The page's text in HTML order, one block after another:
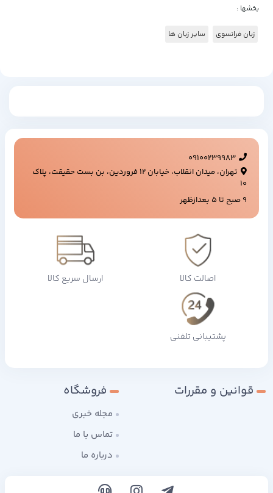
بخشها :
زبان فرانسوی سایر زبان ها
09100239983
تهران، میدان انقلاب، خیابان ۱۲ فروردین، بن بست حقیقت، پلاک
۱۰
9 صبح تا 5 بعدازظهر
اصالت کالا ارسال سریع کالا
پشتیبانی تلفنی
قوانین و مقررات فروشگاه
مجله خبری
تماس با ما
درباره ما